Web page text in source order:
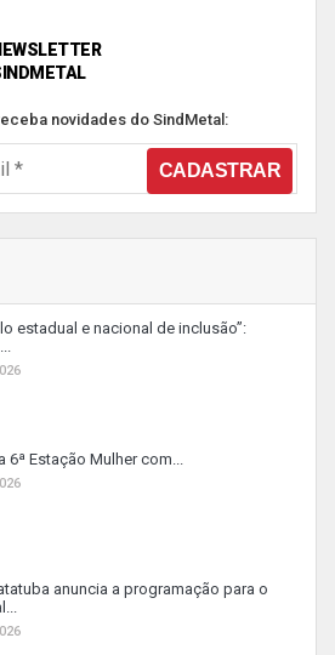
novidades do SindMetal:
estadual e nacional de inclusão”:
6ª Estação Mulher com...
anuncia a programação para o